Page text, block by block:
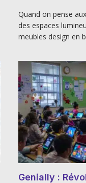
Quand on pense
des espaces
meubles design en
Genially :